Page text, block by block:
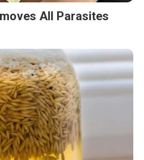
All Parasites